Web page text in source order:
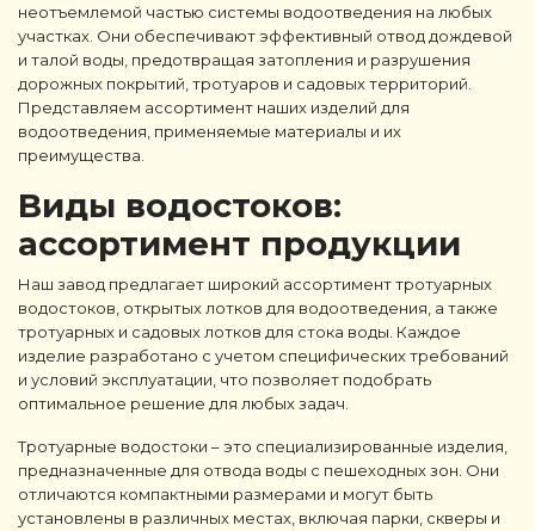
неотъемлемой частью системы водоотведения на любых
участках. Они обеспечивают эффективный отвод дождевой
и талой воды, предотвращая затопления и разрушения
дорожных покрытий, тротуаров и садовых территорий.
Представляем ассортимент наших изделий для
водоотведения, применяемые материалы и их
преимущества.
Виды водостоков:
ассортимент продукции
Наш завод предлагает широкий ассортимент тротуарных
водостоков, открытых лотков для водоотведения, а также
тротуарных и садовых лотков для стока воды. Каждое
изделие разработано с учетом специфических требований
и условий эксплуатации, что позволяет подобрать
оптимальное решение для любых задач.
Тротуарные водостоки – это специализированные изделия,
предназначенные для отвода воды с пешеходных зон. Они
отличаются компактными размерами и могут быть
установлены в различных местах, включая парки, скверы и